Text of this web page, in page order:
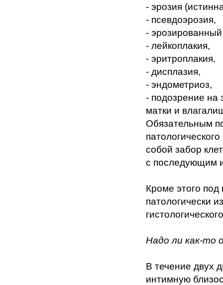
- эрозия
- псевдоэрозия,
-
- лейкоплакия,
- эритроплакия,
- дисплазия,
- эндометриоз,
- подозрение на
матки и
Обязательным
собой забор
с последующим
Кроме этого под
патологически
Надо ли как-то
В течение двух
интимную